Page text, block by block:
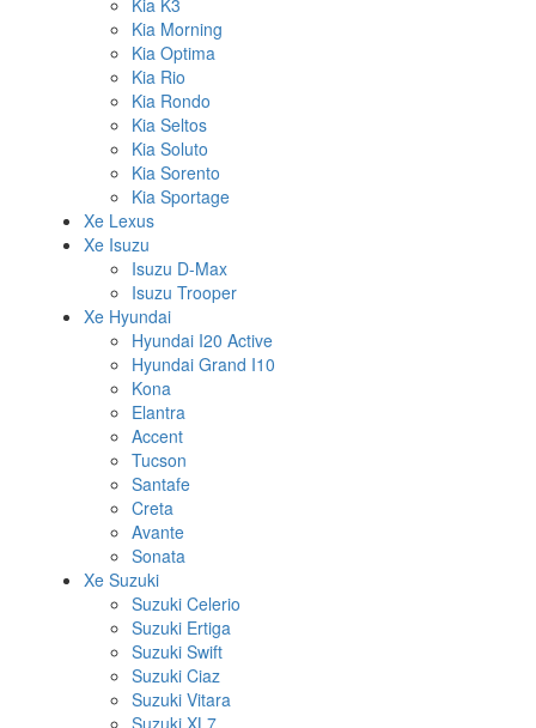
Kia K3
Kia Morning
Kia Optima
Kia Rio
Kia Rondo
Kia Seltos
Kia Soluto
Kia Sorento
Kia Sportage
Xe Lexus
Xe Isuzu
Isuzu D-Max
Isuzu Trooper
Xe Hyundai
Hyundai I20 Active
Hyundai Grand I10
Kona
Elantra
Accent
Tucson
Santafe
Creta
Avante
Sonata
Xe Suzuki
Suzuki Celerio
Suzuki Ertiga
Suzuki Swift
Suzuki Ciaz
Suzuki Vitara